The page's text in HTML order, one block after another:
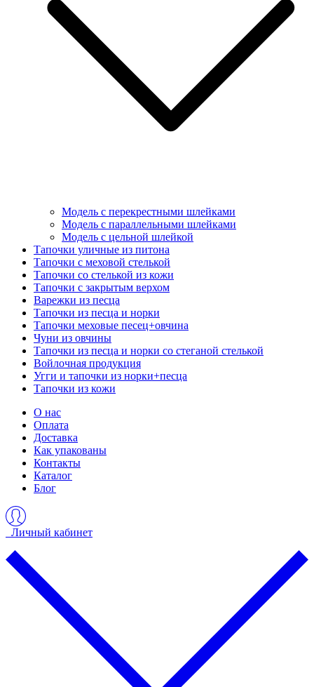
Модель с перекрестными шлейками
Модель с параллельными шлейками
Модель с цельной шлейкой
Тапочки уличные из питона
Тапочки с меховой стелькой
Тапочки со стелькой из кожи
Тапочки с закрытым верхом
Варежки из песца
Тапочки из песца и норки
Тапочки меховые песец+овчина
Чуни из овчины
Тапочки из песца и норки со стеганой стелькой
Войлочная продукция
Угги и тапочки из норки+песца
Тапочки из кожи
О нас
Оплата
Доставка
Как упакованы
Контакты
Каталог
Блог
Личный кабинет